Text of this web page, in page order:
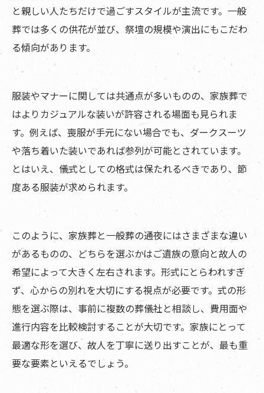
と親しい人たちだけで過ごすスタイルが主流です。一般
葬では多くの供花が並び、祭壇の規模や演出にもこだわ
る傾向があります。
服装やマナーに関しては共通点が多いものの、家族葬で
はよりカジュアルな装いが許容される場面も見られま
す。例えば、喪服が手元にない場合でも、ダークスーツ
や落ち着いた装いであれば参列が可能とされています。
とはいえ、儀式としての格式は保たれるべきであり、節
度ある服装が求められます。
このように、家族葬と一般葬の通夜にはさまざまな違い
があるものの、どちらを選ぶかはご遺族の意向と故人の
希望によって大きく左右されます。形式にとらわれすぎ
ず、心からの別れを大切にする視点が必要です。式の形
態を選ぶ際は、事前に複数の葬儀社と相談し、費用面や
進行内容を比較検討することが大切です。家族にとって
最適な形を選び、故人を丁寧に送り出すことが、最も重
要な要素といえるでしょう。